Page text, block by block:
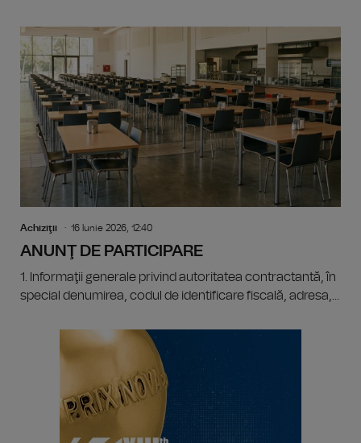
Achiziţii 16 Iunie 2026, 12:40
ANUNŢ DE PARTICIPARE
1. Informaţii generale privind autoritatea contractantă, în
special denumirea, codul de identificare fiscală, adresa,...